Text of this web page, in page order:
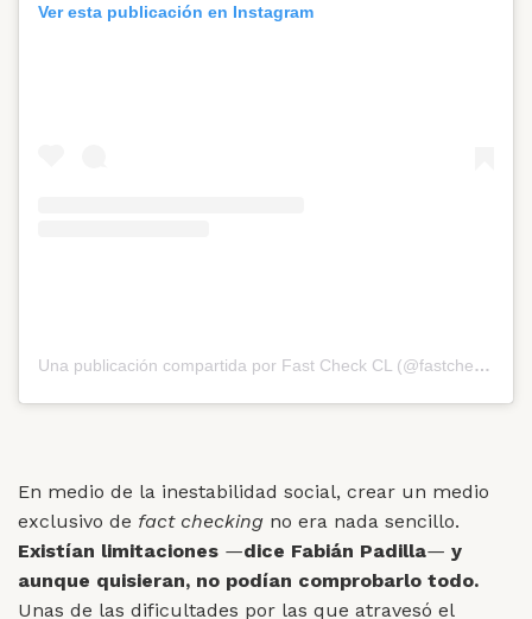
Ver esta publicación en Instagram
Una publicación compartida por Fast Check CL (@fastcheckcl)
En medio de la inestabilidad social, crear un medio
exclusivo de fact checking no era nada sencillo.
Existían limitaciones —dice Fabián Padilla— y
aunque quisieran, no podían comprobarlo todo.
Unas de las dificultades por las que atravesó el